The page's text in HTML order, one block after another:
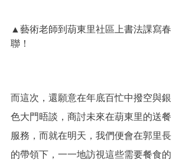
▲藝術老師到葫東里社區上書法課寫春
聯！
而這次，還願意在年底百忙中撥空與銀
色大門晤談，商討未來在葫東里的送餐
服務，而就在明天，我們便會在郭里長
的帶領下，一一地訪視這些需要餐食的